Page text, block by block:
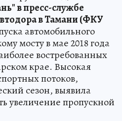
в пресс-службе
в Тамани (ФКУ
автомобильного
мосту в мае 2018 года
востребованных
крае. Высокая
потоков,
сезон, выявила
увеличение пропускной